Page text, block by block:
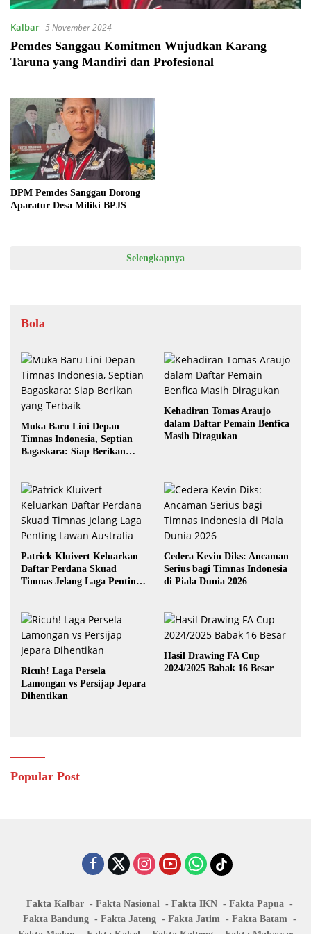
Kalbar 5 November 2024
Pemdes Sanggau Komitmen Wujudkan Karang
Taruna yang Mandiri dan Profesional
DPM Pemdes Sanggau Dorong
Aparatur Desa Miliki BPJS
Selengkapnya
Bola
Muka Baru Lini Depan
Timnas Indonesia, Septian
Bagaskara: Siap Berikan
Kehadiran Tomas Araujo
dalam Daftar Pemain Benfica
Masih Diragukan
Patrick Kluivert Keluarkan
Daftar Perdana Skuad
Timnas Jelang Laga Penting
Cedera Kevin Diks: Ancaman
Serius bagi Timnas Indonesia
di Piala Dunia 2026
Ricuh! Laga Persela
Lamongan vs Persijap Jepara
Dihentikan
Hasil Drawing FA Cup
2024/2025 Babak 16 Besar
Popular Post
Fakta Kalbar Fakta Nasional Fakta IKN
Fakta Papua
Fakta Bandung
Fakta Jateng Fakta Jatim
Fakta Batam